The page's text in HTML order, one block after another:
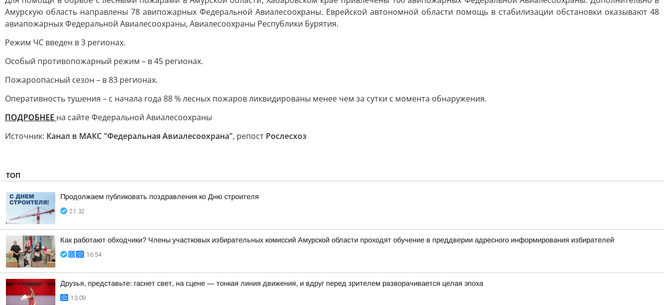
Амурскую область направлены 78 авипожарных Федеральной Авиалесоохраны. Еврейской автономной области помощь в стабилизации обстановки оказывают 48
авиапожарных Федеральной Авиалесоохраны, Авиалесоохраны Республики Бурятия.
Режим ЧС введен в 3 регионах.
Особый противопожарный режим – в 45 регионах.
Пожароопасный сезон – в 83 регионах.
Оперативность тушения – с начала года 88 % лесных пожаров ликвидированы менее чем за сутки с момента обнаружения.
ПОДРОБНЕЕ на сайте Федеральной Авиалесоохраны
Источник: Канал в МАКС "Федеральная Авиалесоохрана", репост Рослесхоз
ТОП
Продолжаем публиковать поздравления ко Дню строителя
21:32
Как работают обходчики? Члены участковых избирательных комиссий Амурской области проходят обучение в преддверии адресного информирования избирателей
16:54
Друзья, представьте: гаснет свет, на сцене — тонкая линия движения, и вдруг перед зрителем разворачивается целая эпоха
13:09